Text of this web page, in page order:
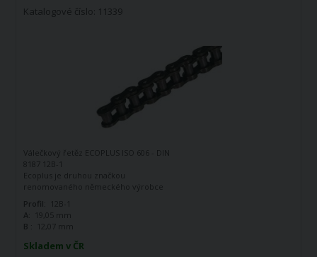
Katalogové číslo: 11339
Skladem v ČR
Válečkový řetěz ECOPLUS ISO 606 - DIN
8187 12B-1
Ecoplus je druhou značkou
renomovaného německého výrobce
Tato značka vznikla jako ekonomická
řada k doplnění standardní řady tohoto
výrobce. Jedná se o kvalitní řetězy
vyráběné dle norem ISO 606 - DIN 8187.
Profil:
12B-1
A:
19,05 mm
B :
12,07 mm